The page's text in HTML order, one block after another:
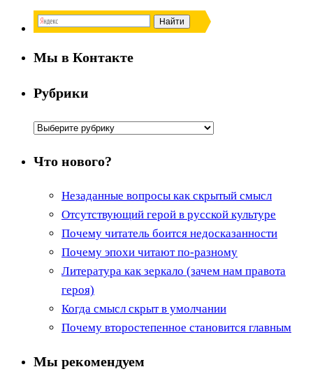
Мы в Контакте
Рубрики
Рубрики
Что нового?
Незаданные вопросы как скрытый смысл
Отсутствующий герой в русской культуре
Почему читатель боится недосказанности
Почему эпохи читают по-разному
Литература как зеркало (зачем нам правота
героя)
Когда смысл скрыт в умолчании
Почему второстепенное становится главным
Мы рекомендуем